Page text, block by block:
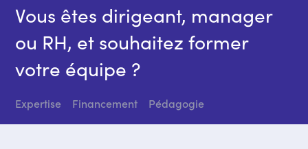
Vous êtes dirigeant, manager
ou RH, et souhaitez former
votre équipe ?
Expertise Financement Pédagogie